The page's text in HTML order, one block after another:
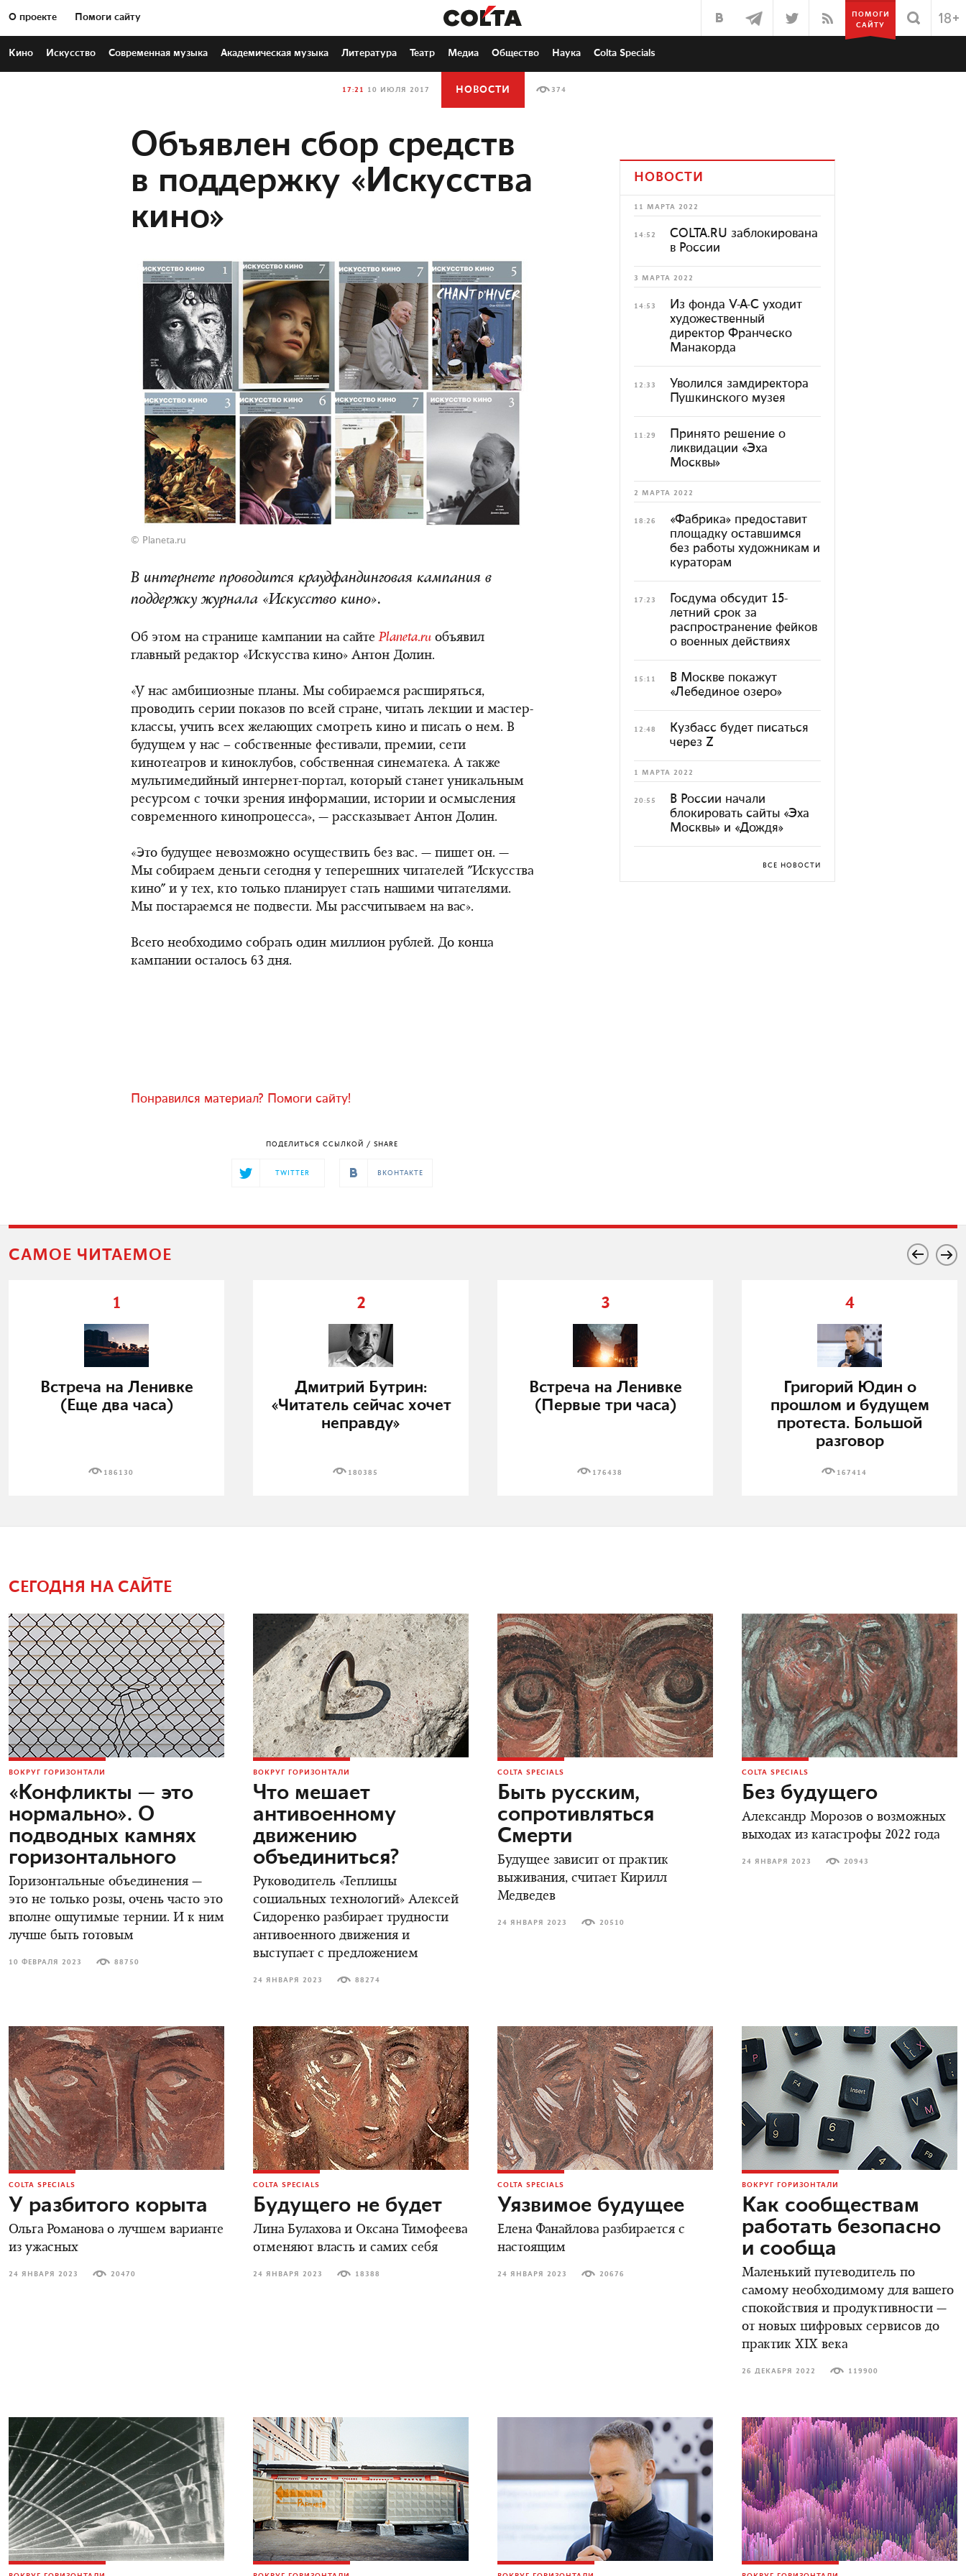
О проекте Помоги сайту
ПОМОГИ
САЙТУ
Кино Искусство Современная музыка Академическая музыка Литература Театр Медиа Общество Наука Colta Specials
17:21 10 ИЮЛЯ 2017 НОВОСТИ 374
Объявлен сбор средств
в поддержку «Искусства
кино»
© Planeta.ru
В интернете проводится краудфандинговая кампания в
поддержку журнала «Искусство кино».
Об этом на странице кампании на сайтеPlaneta.ru объявил
главный редактор «Искусства кино» Антон Долин.
«У нас амбициозные планы. Мы собираемся расширяться,
проводить серии показов по всей стране, читать лекции и мастер-
классы, учить всех желающих смотреть кино и писать о нем. В
будущем у нас – собственные фестивали, премии, сети
кинотеатров и киноклубов, собственная синематека. А также
мультимедийный интернет-портал, который станет уникальным
ресурсом с точки зрения информации, истории и осмысления
современного кинопроцесса», — рассказывает Антон Долин.
«Это будущее невозможно осуществить без вас. — пишет он. —
Мы собираем деньги сегодня у теперешних читателей "Искусства
кино" и у тех, кто только планирует стать нашими читателями.
Мы постараемся не подвести. Мы рассчитываем на вас».
Всего необходимо собрать один миллион рублей. До конца
кампании осталось 63 дня.
Понравился материал? Помоги сайту!
ПОДЕЛИТЬСЯ ССЫЛКОЙ / SHARE
TWITTER ВКОНТАКТЕ
НОВОСТИ
11 МАРТА 2022
14:52
COLTA.RU заблокирована
в России
3 МАРТА 2022
14:53
Из фонда V-A-C уходит
художественный
директор Франческо
Манакорда
12:33
Уволился замдиректора
Пушкинского музея
11:29
Принято решение о
ликвидации «Эха
Москвы»
2 МАРТА 2022
18:26
«Фабрика» предоставит
площадку оставшимся
без работы художникам и
кураторам
17:23
Госдума обсудит 15-
летний срок за
распространение фейков
о военных действиях
15:11
В Москве покажут
«Лебединое озеро»
12:48
Кузбасс будет писаться
через Z
1 МАРТА 2022
20:55
В России начали
блокировать сайты «Эха
Москвы» и «Дождя»
ВСЕ НОВОСТИ
САМОЕ ЧИТАЕМОЕ
1
Встреча на Ленивке
(Еще два часа)
186130
2
Дмитрий Бутрин:
«Читатель сейчас хочет
неправду»
180385
3
Встреча на Ленивке
(Первые три часа)
176438
4
Григорий Юдин о
прошлом и будущем
протеста. Большой
разговор
167414
СЕГОДНЯ НА САЙТЕ
ВОКРУГ ГОРИЗОНТАЛИ
«Конфликты — это
нормально». О
подводных камнях
горизонтального
Горизонтальные объединения —
это не только розы, очень часто это
вполне ощутимые тернии. И к ним
лучше быть готовым
10 ФЕВРАЛЯ 2023 88750
ВОКРУГ ГОРИЗОНТАЛИ
Что мешает
антивоенному
движению
объединиться?
Руководитель «Теплицы
социальных технологий» Алексей
Сидоренко разбирает трудности
антивоенного движения и
выступает с предложением
24 ЯНВАРЯ 2023 88274
COLTA SPECIALS
Быть русским,
сопротивляться
Смерти
Будущее зависит от практик
выживания, считает Кирилл
Медведев
24 ЯНВАРЯ 2023 20510
COLTA SPECIALS
Без будущего
Александр Морозов о возможных
выходах из катастрофы 2022 года
24 ЯНВАРЯ 2023 20943
COLTA SPECIALS
У разбитого корыта
Ольга Романова о лучшем варианте
из ужасных
24 ЯНВАРЯ 2023 20470
COLTA SPECIALS
Будущего не будет
Лина Булахова и Оксана Тимофеева
отменяют власть и самих себя
24 ЯНВАРЯ 2023 18388
COLTA SPECIALS
Уязвимое будущее
Елена Фанайлова разбирается с
настоящим
24 ЯНВАРЯ 2023 20676
ВОКРУГ ГОРИЗОНТАЛИ
Как сообществам
работать безопасно
и сообща
Маленький путеводитель по
самому необходимому для вашего
спокойствия и продуктивности —
от новых цифровых сервисов до
практик XIX века
26 ДЕКАБРЯ 2022 119900